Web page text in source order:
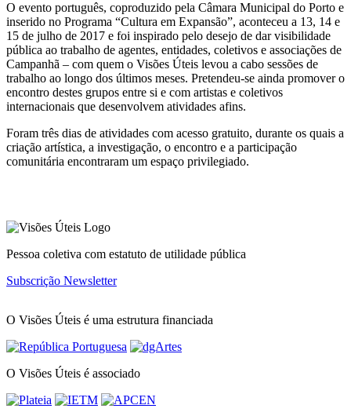
O evento português, coproduzido pela Câmara Municipal do Porto e
inserido no Programa “Cultura em Expansão”, aconteceu a 13, 14 e
15 de julho de 2017 e foi inspirado pelo desejo de dar visibilidade
pública ao trabalho de agentes, entidades, coletivos e associações de
Campanhã – com quem o Visões Úteis levou a cabo sessões de
trabalho ao longo dos últimos meses. Pretendeu-se ainda promover o
encontro destes grupos entre si e com artistas e coletivos
internacionais que desenvolvem atividades afins.
Foram três dias de atividades com acesso gratuito, durante os quais a
criação artística, a investigação, o encontro e a participação
comunitária encontraram um espaço privilegiado.
Pessoa coletiva com estatuto de utilidade pública
Subscrição Newsletter
O Visões Úteis é uma estrutura financiada
O Visões Úteis é associado